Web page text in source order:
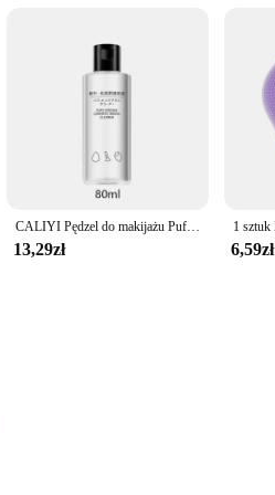
CALIYI Pędzel do makijażu Puff Cleaner 3 w 1 Silikonowa miska z płynem czyszczącym 80 ml do przechowywania Stojak Kosmetyczny środek do czyszczenia narzędzi do makijażu
13,29zł 6,59zł